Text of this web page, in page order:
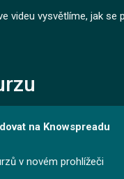
videu vysvětlíme, jak
na Knowspreadu
v novém prohlížeči